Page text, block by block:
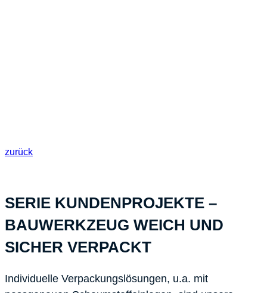
zurück
SERIE KUNDENPROJEKTE –
BAUWERKZEUG WEICH UND
SICHER VERPACKT
Individuelle Verpackungslösungen, u.a. mit